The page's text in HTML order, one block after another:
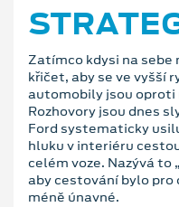
Zatímco kdysi na
křičet, aby se ve vyšší
automobily jsou
Rozhovory jsou dnes
Ford systematicky
hluku v interiéru
celém voze. Nazývá
aby cestování bylo pro
méně únavné.